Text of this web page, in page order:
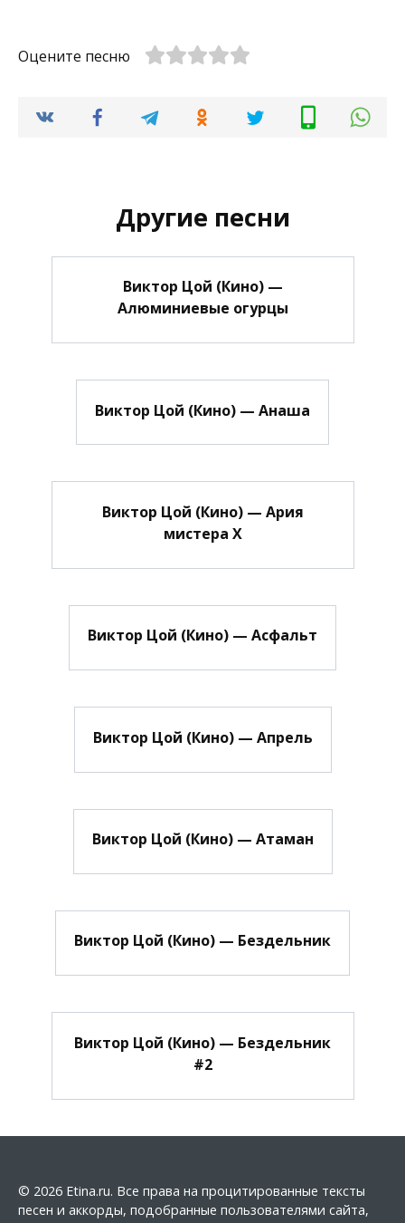
Оцените песню
Другие песни
Виктор Цой (Кино) —
Алюминиевые огурцы
Виктор Цой (Кино) — Анаша
Виктор Цой (Кино) — Ария
мистера Х
Виктор Цой (Кино) — Асфальт
Виктор Цой (Кино) — Апрель
Виктор Цой (Кино) — Атаман
Виктор Цой (Кино) — Бездельник
Виктор Цой (Кино) — Бездельник
#2
© 2026 Etina.ru. Все права на процитированные тексты
песен и аккорды, подобранные пользователями сайта,